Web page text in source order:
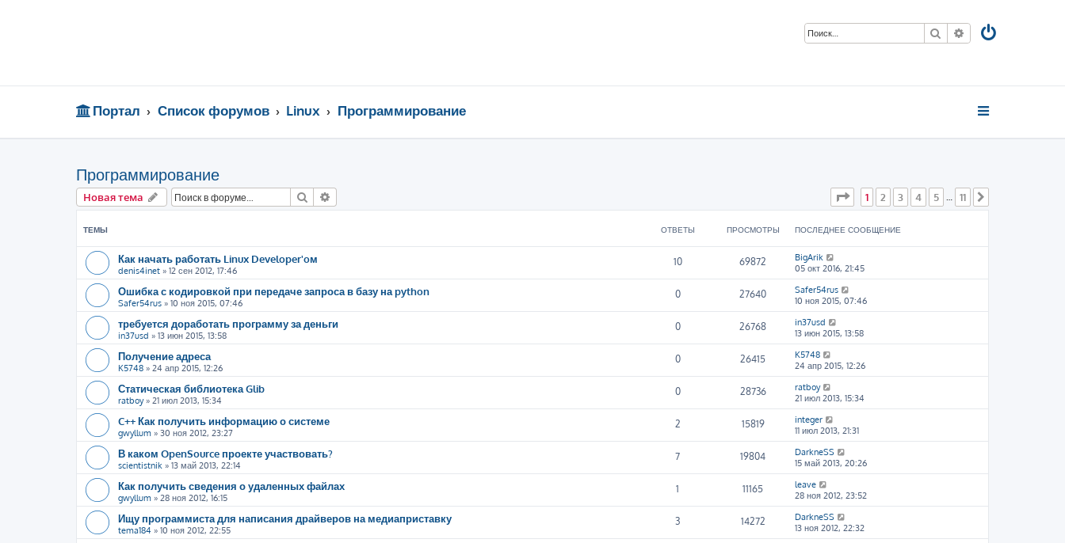
Поиск Расширенный
Портал Список форумов Linux Программирование
Программирование
Новая тема Поиск Страница из
1 2 3 4 5 … 11
ТЕМЫ ОТВЕТЫ ПРОСМОТРЫ ПОСЛЕДНЕЕ СООБЩЕНИЕ
Как начать работать Linux Developer'oм
denis4inet » 12 сен 2012, 17:46
10 69872
BigArik
05 окт 2016, 21:45
Ошибка с кодировкой при передаче запроса в базу на python
Safer54rus » 10 ноя 2015, 07:46
0 27640
Safer54rus
10 ноя 2015, 07:46
требуется доработать программу за деньги
in37usd » 13 июн 2015, 13:58
0 26768
in37usd
13 июн 2015, 13:58
Получение адреса
K5748 » 24 апр 2015, 12:26
0 26415
K5748
24 апр 2015, 12:26
Статическая библиотека Glib
ratboy» 21 июл 2013, 15:34
0 28736
ratboy
21 июл 2013, 15:34
C++ Как получить информацию о системе
gwyllum » 30 ноя 2012, 23:27
2 15819
integer
11 июл 2013, 21:31
В каком OpenSource проекте участвовать?
scientistnik » 13 май 2013, 22:14
7 19804
DarkneSS
15 май 2013, 20:26
Как получить сведения о удаленных файлах
gwyllum » 28 ноя 2012, 16:15
1 11165
leave
28 ноя 2012, 23:52
Ищу программиста для написания драйверов на медиаприставку
tema184 » 10 ноя 2012, 22:55
3 14272
DarkneSS
13 ноя 2012, 22:32